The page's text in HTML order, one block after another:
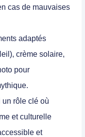
cas de mauvaises
adaptés
crème solaire,
pour
rôle clé où
et culturelle
et